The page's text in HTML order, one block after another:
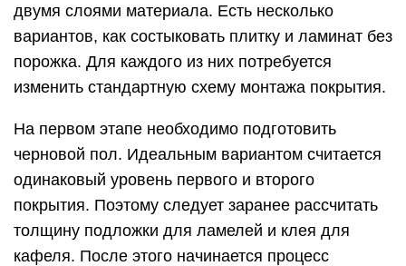
двумя слоями материала. Есть несколько
вариантов, как состыковать плитку и ламинат без
порожка. Для каждого из них потребуется
изменить стандартную схему монтажа покрытия.
На первом этапе необходимо подготовить
черновой пол. Идеальным вариантом считается
одинаковый уровень первого и второго
покрытия. Поэтому следует заранее рассчитать
толщину подложки для ламелей и клея для
кафеля. После этого начинается процесс